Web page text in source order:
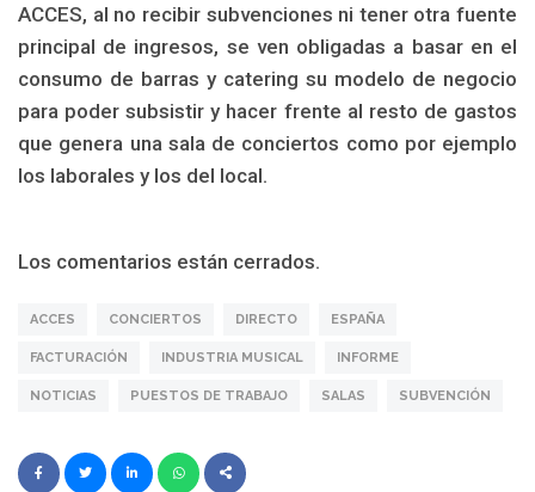
ACCES, al no recibir subvenciones ni tener otra fuente
principal de ingresos, se ven obligadas a basar en el
consumo de barras y catering su modelo de negocio
para poder subsistir y hacer frente al resto de gastos
que genera una sala de conciertos como por ejemplo
los laborales y los del local.
Los comentarios están cerrados.
ACCES CONCIERTOS DIRECTO ESPAÑA
FACTURACIÓN INDUSTRIA MUSICAL INFORME
NOTICIAS PUESTOS DE TRABAJO SALAS SUBVENCIÓN